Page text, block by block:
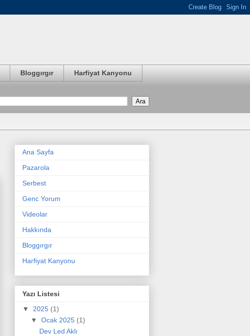
Bloggırgır Harfiyat Kanyonu
Ana Sayfa
Pazarola
Serbest
Genc Yorum
Videolar
Hakkında
Bloggırgır
Harfiyat Kanyonu
Yazı Listesi
▼ 2025 (1)
▼ Ocak 2025 (1)
Dev Led Aklı